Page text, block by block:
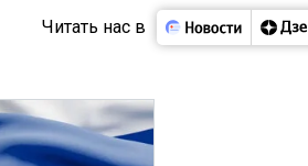
Читать нас в